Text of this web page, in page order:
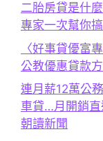
二胎房貸是什
專家一次幫你搞
〈好事貸優富
公教優惠貸款
連月薪12萬公
車貸…月開銷直
朝讀新聞